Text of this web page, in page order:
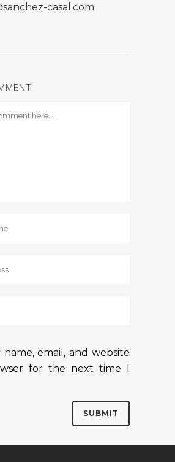
casal.com
name, email, and website
for the next time I